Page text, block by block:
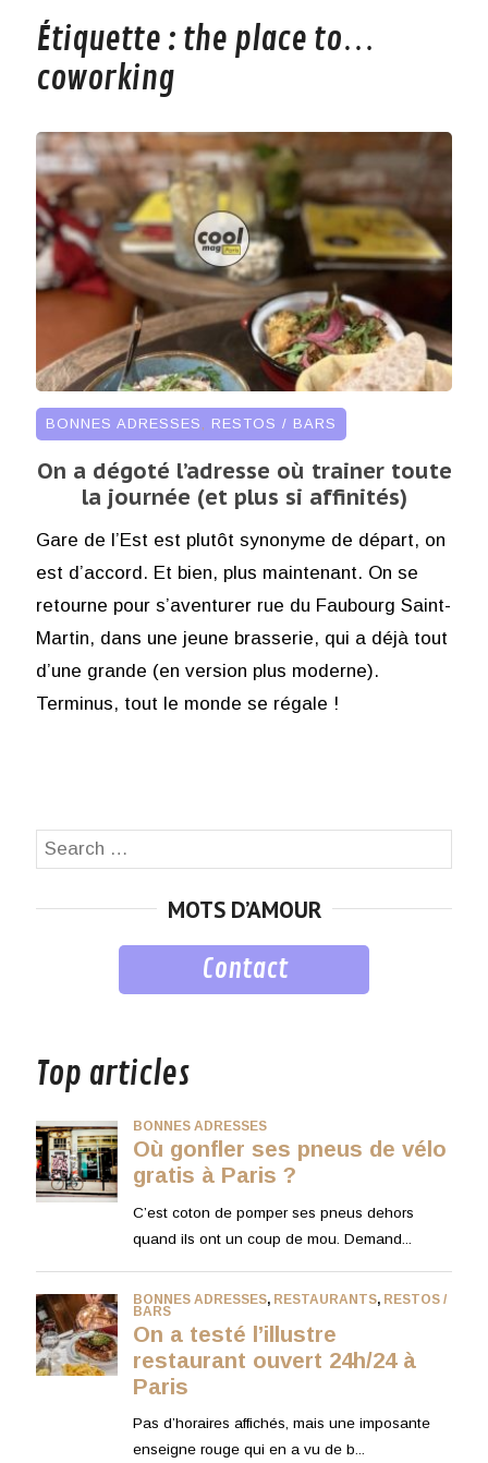
Étiquette : the place to…
coworking
BONNES ADRESSES RESTOS / BARS
On a dégoté l’adresse où trainer toute
la journée (et plus si affinités)
Gare de l’Est est plutôt synonyme de départ, on
est d’accord. Et bien, plus maintenant. On se
retourne pour s’aventurer rue du Faubourg Saint-
Martin, dans une jeune brasserie, qui a déjà tout
d’une grande (en version plus moderne).
Terminus, tout le monde se régale !
Search
MOTS D’AMOUR
Contact
Top articles